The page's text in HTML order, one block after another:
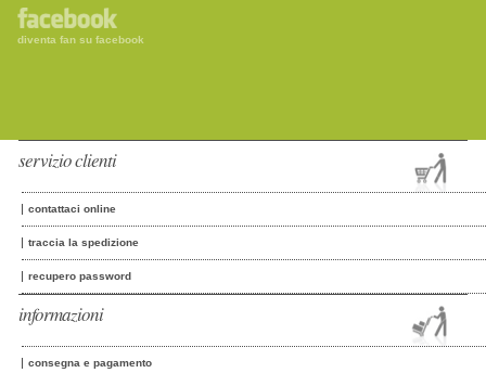
diventa fan su facebook
servizio clienti
contattaci online
traccia la spedizione
recupero password
informazioni
consegna e pagamento